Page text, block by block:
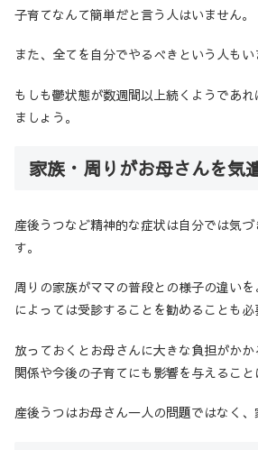
子育てなんて簡単だと言う人はいません。
また、全てを自分でやるべきという人もい
もしも鬱状態が数週間以上続くようであ
ましょう。
家族・周りがお母さんを気
産後うつなど精神的な症状は自分では気
す。
周りの家族がママの普段との様子の違い
によっては受診することを勧めることも必
放っておくとお母さんに大きな負担がか
関係や今後の子育てにも影響を与えること
産後うつはお母さん一人の問題ではなく、